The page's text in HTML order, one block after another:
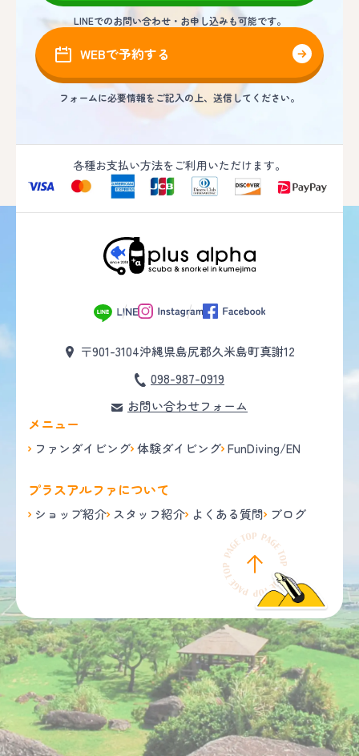
LINEでのお問い合わせ・お申し込みも可能です。
WEBで予約する
フォームに必要情報をご記入の上、送信してください。
各種お支払い方法をご利用いただけます。
〒901-3104沖縄県島尻郡久米島町真謝12
098-987-0919
お問い合わせフォーム
メニュー
ファンダイビング 体験ダイビング FunDiving/EN
プラスアルファについて
ショップ紹介 スタッフ紹介 よくある質問 ブログ